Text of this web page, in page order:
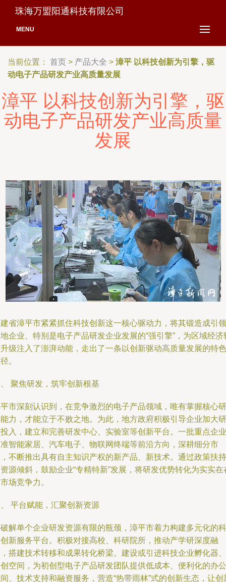
珠海万盟阳通科技有限公司
MENU
当前位置： 首页 > 产品大全 > 漳平 以科技创新为引擎，驱
动电子产品研发产业高质量发展
漳平 以科技创新为引擎，驱
动电子产品研发产业高质量
发展
省漳平市紧紧抓住科技创新这一核心驱动力，将其锻造成引领
企业、特别是电子产品研发企业发展的“强引擎”，为区域经济
级注入了澎湃动能，走出了一条以创新驱动高质量发展的特色
。
聚焦研发，筑牢创新根基
市深刻认识到，在竞争激烈的电子产品领域，唯有掌握核心研
力，才能立于不败之地。为此，地方政府积极引导企业加大研
入，建立和完善研发中心、实验室等创新平台。一批重点企业
智能家居、汽车电子、物联网终端等前沿方向，深耕细分市
不断推出具有自主知识产权的新产品、新技术。通过政策扶持
源倾斜，鼓励企业“专精特新”发展，将研发优势转化为实实在
场竞争力。
平台赋能，汇聚创新资源
解单个企业研发资源有限的瓶颈，漳平市着力构建多元化的科
新服务平台。积极对接高校、科研院所，推动产学研深度融
搭建技术转移和成果转化桥梁。建设或引进科技企业孵化器、
空间，为初创型电子产品研发团队提供低成本、便利化的办公
、技术支持和融资服务，营造“热带雨林”式的创新生态，让创